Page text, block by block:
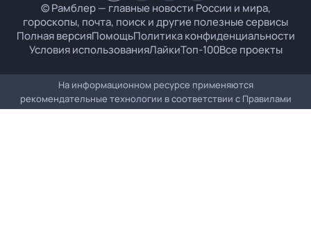
© Рамблер — главные новости России и мира,
гороскопы, почта, поиск и другие полезные сервисы
Полная версияПомощьПолитика конфиденциальности
Условия использованияЛайкиТоп-100Все проекты
На информационном ресурсе применяются
рекомендательные технологии в соответствии с Правилами